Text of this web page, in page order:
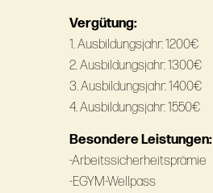
Vergütung:
1. Ausbildungsjahr: 1200€
2. Ausbildungsjahr: 1300€
3. Ausbildungsjahr: 1400€
4. Ausbildungsjahr: 1550€
Besondere Leistungen:
-Arbeitssicherheitsprämie
-EGYM-Wellpass